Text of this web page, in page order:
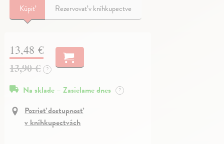
Kúpiť Rezervovať v kníhkupectve
13,48 €
13,90 € ?
Na sklade – Zasielame dnes ?
Pozrieť dostupnosť
v kníhkupectvách